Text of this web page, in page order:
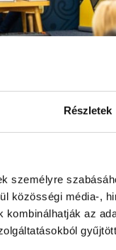
Részletek
személyre
közösségi média-,
az
és 1955-ben
nem
magát